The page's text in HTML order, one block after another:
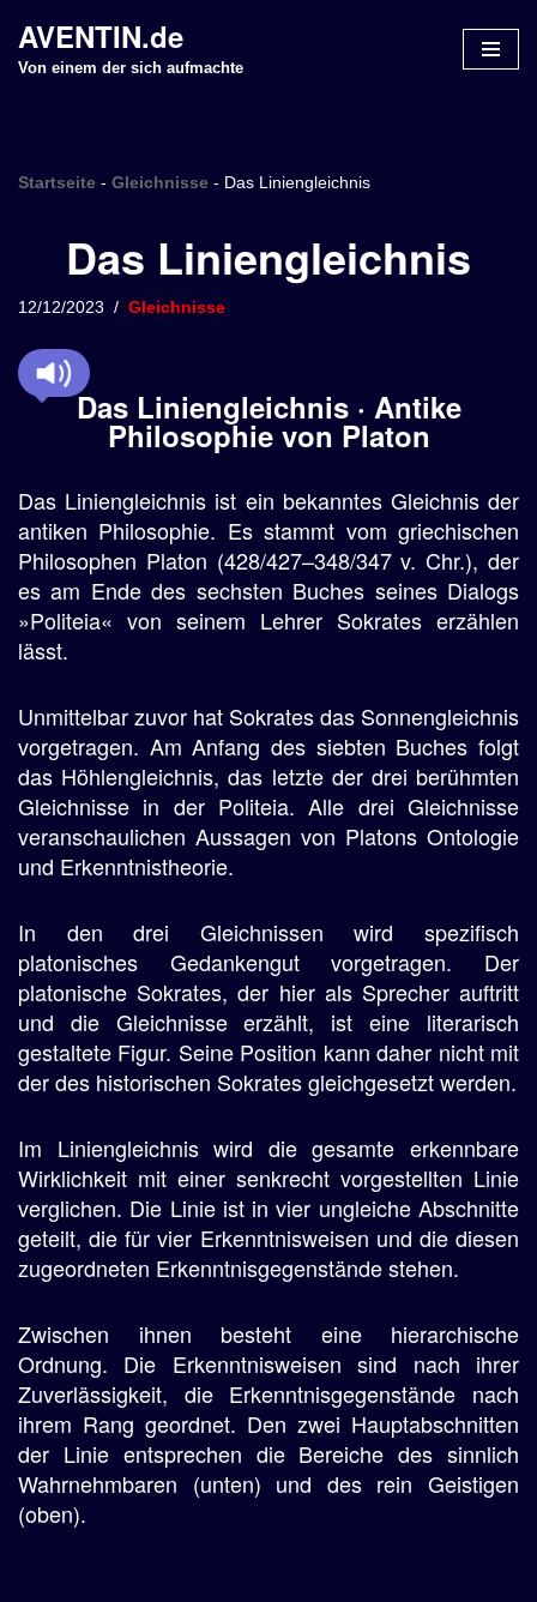
Z
n
p
r
e
n
AVENTIN.de
Von einem der sich aufmachte
Startseite - Gleichnisse - Das Liniengleichnis
Das Liniengleichnis
12/12/2023 Gleichnisse
Das Liniengleichnis · Antike
Philosophie von Platon
Das Liniengleichnis ist ein bekanntes Gleichnis der
antiken Philosophie. Es stammt vom griechischen
Philosophen Platon (428/427–348/347 v. Chr.), der
es am Ende des sechsten Buches seines Dialogs
»Politeia« von seinem Lehrer Sokrates erzählen
lässt.
Unmittelbar zuvor hat Sokrates das Sonnengleichnis
vorgetragen. Am Anfang des siebten Buches folgt
das Höhlengleichnis, das letzte der drei berühmten
Gleichnisse in der Politeia. Alle drei Gleichnisse
veranschaulichen Aussagen von Platons Ontologie
und Erkenntnistheorie.
In den drei Gleichnissen wird spezifisch
platonisches Gedankengut vorgetragen. Der
platonische Sokrates, der hier als Sprecher auftritt
und die Gleichnisse erzählt, ist eine literarisch
gestaltete Figur. Seine Position kann daher nicht mit
der des historischen Sokrates gleichgesetzt werden.
Im Liniengleichnis wird die gesamte erkennbare
Wirklichkeit mit einer senkrecht vorgestellten Linie
verglichen. Die Linie ist in vier ungleiche Abschnitte
geteilt, die für vier Erkenntnisweisen und die diesen
zugeordneten Erkenntnisgegenstände stehen.
Zwischen ihnen besteht eine hierarchische
Ordnung. Die Erkenntnisweisen sind nach ihrer
Zuverlässigkeit, die Erkenntnisgegenstände nach
ihrem Rang geordnet. Den zwei Hauptabschnitten
der Linie entsprechen die Bereiche des sinnlich
Wahrnehmbaren (unten) und des rein Geistigen
(oben).